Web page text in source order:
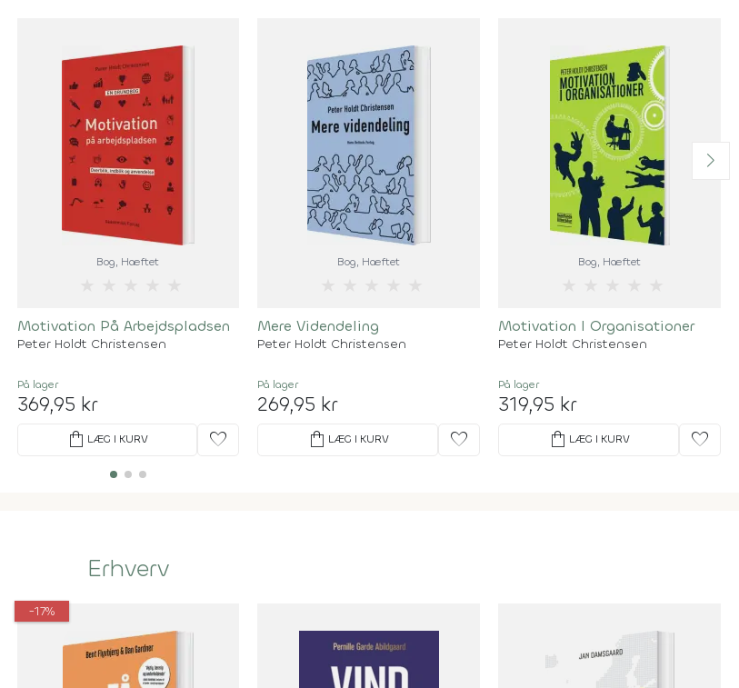
Bog, Hæftet
Motivation På Arbejdspladsen
Peter Holdt Christensen
På lager
369,95 kr
shopping_bag LÆG I KURV favorite
Bog, Hæftet
Mere Videndeling
Peter Holdt Christensen
På lager
269,95 kr
shopping_bag LÆG I KURV favorite
Bog, Hæftet
Motivation I Organisationer
Peter Holdt Christensen
På lager
319,95 kr
shopping_bag LÆG I KURV favorite
Erhverv
-17%